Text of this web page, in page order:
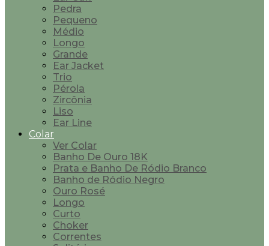
Pedra
Pequeno
Médio
Longo
Grande
Ear Jacket
Trio
Pérola
Zircônia
Liso
Ear Line
Colar
Ver Colar
Banho De Ouro 18K
Prata e Banho De Ródio Branco
Banho de Ródio Negro
Ouro Rosé
Longo
Curto
Choker
Correntes